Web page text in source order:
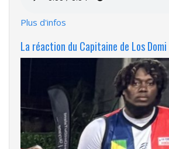
Plus d'infos
La réaction du Capitaine de Los Domi